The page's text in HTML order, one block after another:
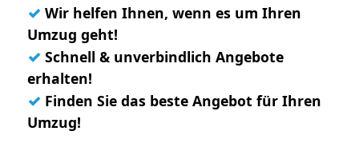
✓ Wir helfen Ihnen, wenn es um Ihren
Umzug geht!
✓ Schnell & unverbindlich Angebote
erhalten!
✓ Finden Sie das beste Angebot für Ihren
Umzug!